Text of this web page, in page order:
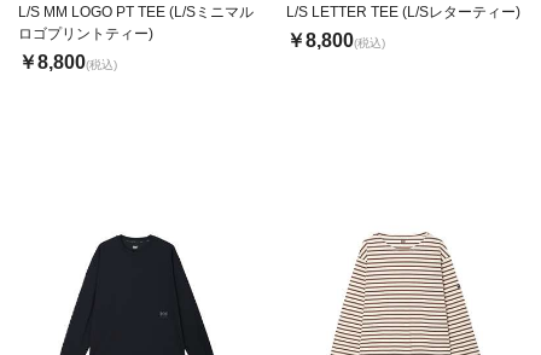
L/S MM LOGO PT TEE (L/Sミニマル
ロゴプリントティー)
￥8,800(税込)
L/S LETTER TEE (L/Sレターティー)
￥8,800(税込)